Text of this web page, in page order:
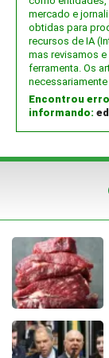
mercado e
obtidas para
recursos de IA
mas revisamos
ferramenta. Os
Encontrou
informando: